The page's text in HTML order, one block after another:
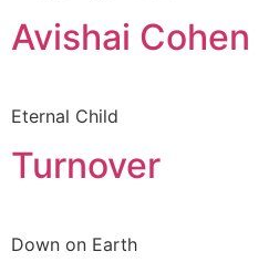
Avishai Cohen
Eternal Child
Turnover
Down on Earth